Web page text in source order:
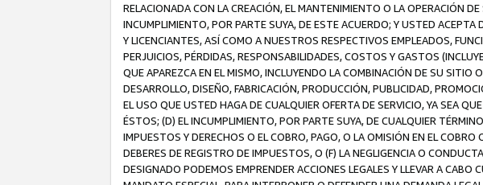
RELACIONADA CON LA CREACIÓN, EL MANTENIMIENTO O LA OPERACIÓN
INCUMPLIMIENTO, POR PARTE SUYA, DE ESTE ACUERDO; Y USTED
Y LICENCIANTES, ASÍ COMO A NUESTROS RESPECTIVOS EMPLEADOS,
PERJUICIOS, PÉRDIDAS, RESPONSABILIDADES, COSTOS Y GASTOS
QUE APAREZCA EN EL MISMO, INCLUYENDO LA COMBINACIÓN DE SU
DESARROLLO, DISEÑO, FABRICACIÓN, PRODUCCIÓN, PUBLICIDAD,
EL USO QUE USTED HAGA DE CUALQUIER OFERTA DE SERVICIO, YA SEA
ÉSTOS; (D) EL INCUMPLIMIENTO, POR PARTE SUYA, DE CUALQUIER
IMPUESTOS Y DERECHOS O EL COBRO, PAGO, O LA OMISIÓN EN EL
DEBERES DE REGISTRO DE IMPUESTOS, O (F) LA NEGLIGENCIA O
DESIGNADO PODEMOS EMPRENDER ACCIONES LEGALES Y LLEVAR A